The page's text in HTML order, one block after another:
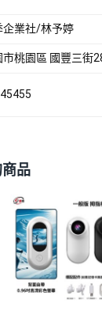
企業社/林予婷
市桃園區 國豐三街
品